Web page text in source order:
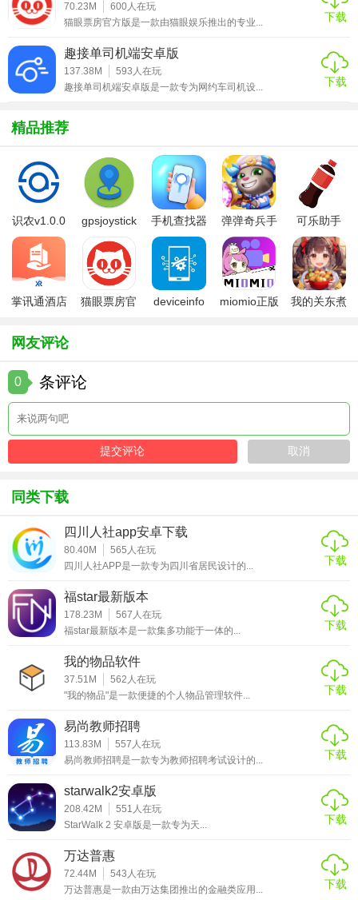
需求调整软件设置。
得，互相鼓励，共同提高专注力。
3. 跨平台支持：支持多种操作系统和设备，让您随时随地保
手。
【专注海洋玩法】
1. 选择喜欢的海洋场景，开启专注模式。
2. 根据需要调整音效，营造舒适的专注氛围。
3. 设定专注时间，开始工作或学习任务。
专注力水平。
5. 在社区中与其他用户交流，分享专注心得，共同进步。
【专注海洋点评】
专注海洋以其独特的海洋主题和丰富的功能，成功吸引了大
量用户。用户纷纷表示，在使用这款软件后，他们的专注力
简单易懂，界面美观大方，为用户带来了愉悦的使用体验。
70.23M 600人在玩
猫眼票房官方版是一款由猫眼娱乐推出的专业...
下载
趣接单司机端安卓版
137.38M 593 人在玩
趣接单司机端安卓版是一款专为网约车司机设...
下载
精品推荐
识农v1.0.0
gpsjoystick
手机查找器
app
弹弹奇兵手
游免费版
可乐助手
5.26版本
掌讯通酒店
猫眼票房官
deviceinfo
miomio正版
我的关东煮
网友评论
0 条评论
同类下载
四川人社app安卓下载
80.40M 565 人在玩
四川人社APP是一款专为四川省居民设计的...
下载
福star最新版本
178.23M 567 人在玩
福star最新版本是一款集多功能于一体的...
下载
我的物品软件
37.51M 562 人在玩
"我的物品"是一款便捷的个人物品管理软件...
下载
易尚教师招聘
113.83M 557 人在玩
易尚教师招聘是一款专为教师招聘考试设计的...
下载
starwalk2安卓版
208.42M 551 人在玩
StarWalk 2 安卓版是一款专为天...
下载
万达普惠
72.44M 543 人在玩
万达普惠是一款由万达集团推出的金融类应用...
下载